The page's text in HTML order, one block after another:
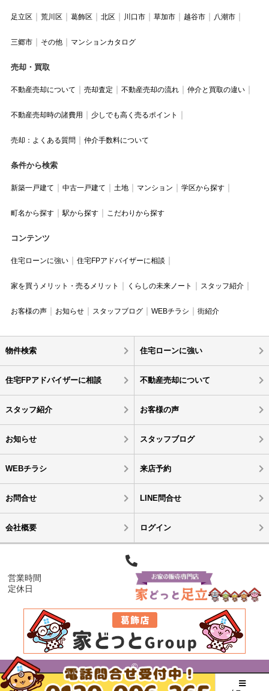
足立区 荒川区 葛飾区 北区 川口市 草加市 越谷市 八潮市
三郷市 その他 マンションカタログ
売却・買取
不動産売却について 売却査定 不動産売却の流れ 仲介と買取の違い
不動産売却時の諸費用 少しでも高く売るポイント
売却：よくある質問 仲介手数料について
条件から検索
新築一戸建て 中古一戸建て 土地 マンション 学区から探す
町名から探す 駅から探す こだわりから探す
コンテンツ
住宅ローンに強い 住宅FPアドバイザーに相談
家を買うメリット・売るメリット くらしの未来ノート スタッフ紹介
お客様の声 お知らせ スタッフブログ WEBチラシ 街紹介
物件検索 住宅ローンに強い
住宅FPアドバイザーに相談 不動産売却について
スタッフ紹介 お客様の声
お知らせ スタッフブログ
WEBチラシ 来店予約
お問合せ LINE問合せ
会社概要 ログイン
営業時間
定休日
©